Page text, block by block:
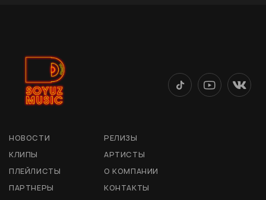
НОВОСТИ
РЕЛИЗЫ
КЛИПЫ
АРТИСТЫ
ПЛЕЙЛИСТЫ
О КОМПАНИИ
ПАРТНЕРЫ
КОНТАКТЫ